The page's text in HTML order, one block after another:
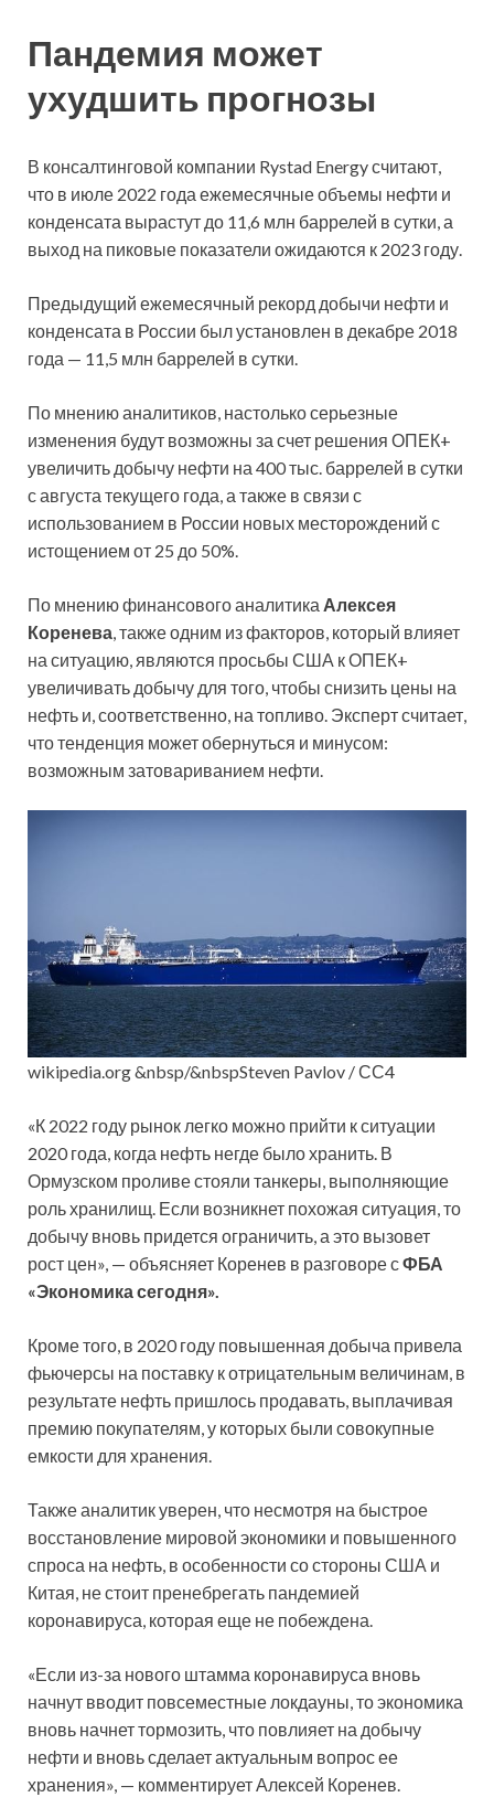
Пандемия может
ухудшить прогнозы
В консалтинговой компании Rystad Energy считают,
что в июле 2022 года ежемесячные объемы нефти и
конденсата вырастут до 11,6 млн баррелей в сутки, а
выход на пиковые показатели ожидаются к 2023 году.
Предыдущий ежемесячный рекорд добычи нефти и
конденсата в России был установлен в декабре 2018
года — 11,5 млн баррелей в сутки.
По мнению аналитиков, настолько серьезные
изменения будут возможны за счет решения ОПЕК+
увеличить добычу нефти на 400 тыс. баррелей в сутки
с августа текущего года, а также в связи с
использованием в России новых месторождений с
истощением от 25 до 50%.
По мнению финансового аналитика Алексея
Коренева, также одним из факторов, который влияет
на ситуацию, являются просьбы США к ОПЕК+
увеличивать добычу для того, чтобы снизить цены на
нефть и, соответственно, на топливо. Эксперт считает,
что тенденция может обернуться и минусом:
возможным затовариванием нефти.
wikipedia.org &nbsp/&nbspSteven Pavlov / СС4
«К 2022 году рынок легко можно прийти к ситуации
2020 года, когда нефть негде было хранить. В
Ормузском проливе стояли танкеры, выполняющие
роль хранилищ. Если возникнет похожая ситуация, то
добычу вновь придется ограничить, а это вызовет
рост цен», — объясняет Коренев в разговоре сФБА
«Экономика сегодня».
Кроме того, в 2020 году повышенная добыча привела
фьючерсы на поставку к отрицательным величинам, в
результате нефть пришлось продавать, выплачивая
премию покупателям, у которых были совокупные
емкости для хранения.
Также аналитик уверен, что несмотря на быстрое
восстановление мировой экономики и повышенного
спроса на нефть, в особенности со стороны США и
Китая, не стоит пренебрегать пандемией
коронавируса, которая еще не побеждена.
«Если из-за нового штамма коронавируса вновь
начнут вводит повсеместные локдауны, то экономика
вновь начнет тормозить, что повлияет на добычу
нефти и вновь сделает актуальным вопрос ее
хранения», — комментирует Алексей Коренев.